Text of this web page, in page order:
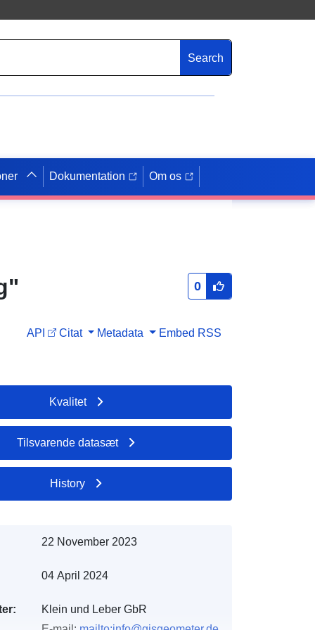
Search
Dokumentation Om os
0
API Citat Metadata Embed RSS
Kvalitet
Tilsvarende datasæt
History
22 November 2023
04 April 2024
Klein und Leber GbR